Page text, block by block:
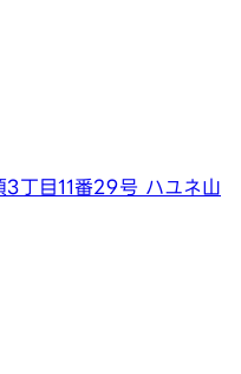
丁目11番29号 ハユネ山